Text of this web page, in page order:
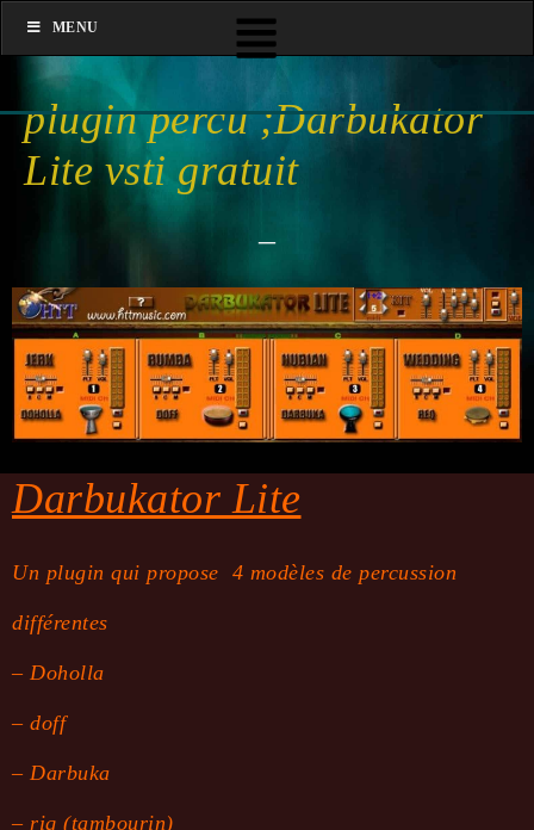
plugin percu ;Darbukator
Lite vsti gratuit
–
Darbukator Lite
Un plugin qui propose 4 modèles de percussion
différentes
– Doholla
– doff
– Darbuka
– riq (tambourin)
MENU